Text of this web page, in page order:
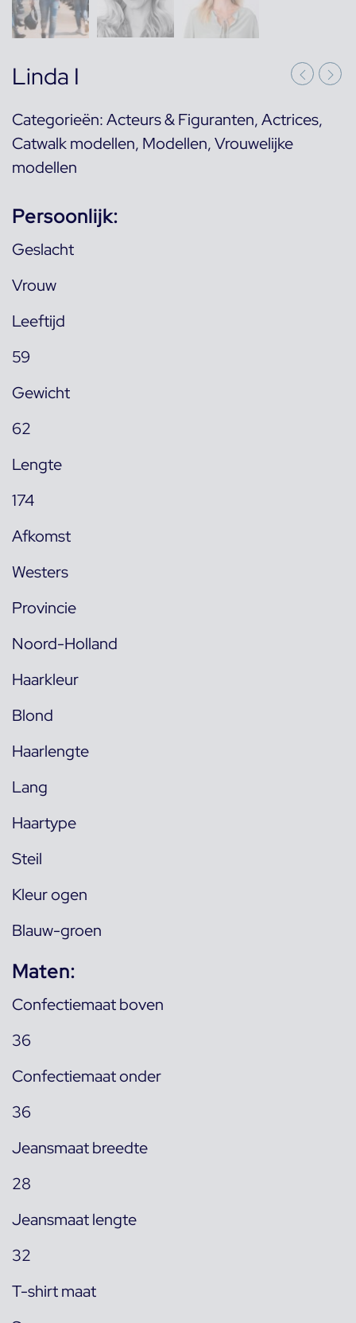
Linda I
Categorieën:Acteurs & Figuranten,Actrices,
Catwalk modellen, Modellen,Vrouwelijke
modellen
Persoonlijk:
Geslacht
Vrouw
Leeftijd
59
Gewicht
62
Lengte
174
Afkomst
Westers
Provincie
Noord-Holland
Haarkleur
Blond
Haarlengte
Lang
Haartype
Steil
Kleur ogen
Blauw-groen
Maten:
Confectiemaat boven
36
Confectiemaat onder
36
Jeansmaat breedte
28
Jeansmaat lengte
32
T-shirt maat